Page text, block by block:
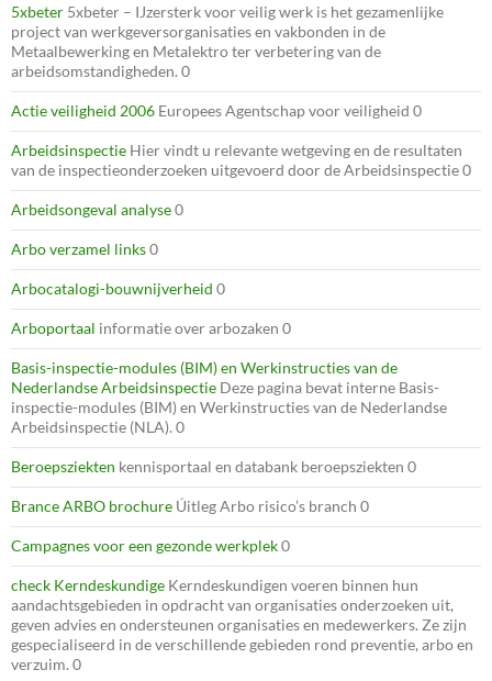
5xbeter 5xbeter – IJzersterk voor veilig werk is het gezamenlijke
project van werkgeversorganisaties en vakbonden in de
Metaalbewerking en Metalektro ter verbetering van de
arbeidsomstandigheden. 0
Actie veiligheid 2006 Europees Agentschap voor veiligheid 0
Arbeidsinspectie Hier vindt u relevante wetgeving en de resultaten
van de inspectieonderzoeken uitgevoerd door de Arbeidsinspectie 0
Arbeidsongeval analyse0
Arbo verzamel links0
Arbocatalogi-bouwnijverheid 0
Arboportaal informatie over arbozaken 0
Basis-inspectie-modules (BIM) en Werkinstructies van de
Nederlandse Arbeidsinspectie Deze pagina bevat interne Basis-
inspectie-modules (BIM) en Werkinstructies van de Nederlandse
Arbeidsinspectie (NLA). 0
Beroepsziekten kennisportaal en databank beroepsziekten 0
Brance ARBO brochure Úitleg Arbo risico’s branch 0
Campagnes voor een gezonde werkplek0
check Kerndeskundige Kerndeskundigen voeren binnen hun
aandachtsgebieden in opdracht van organisaties onderzoeken uit,
geven advies en ondersteunen organisaties en medewerkers. Ze zijn
gespecialiseerd in de verschillende gebieden rond preventie, arbo en
verzuim. 0